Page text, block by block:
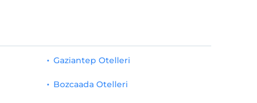
Gaziantep Otelleri
Bozcaada Otelleri